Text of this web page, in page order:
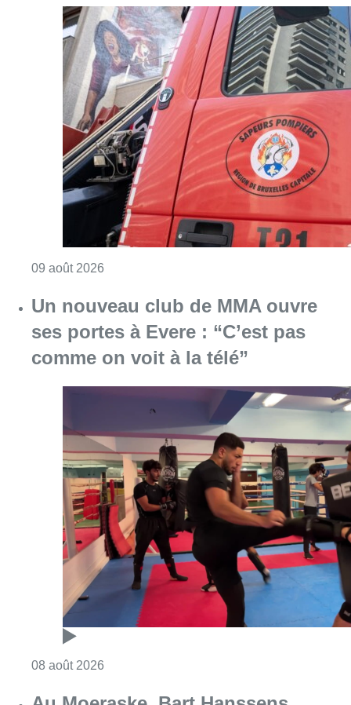
09 août 2026
Un nouveau club de MMA ouvre
ses portes à Evere : “C’est pas
comme on voit à la télé”
08 août 2026